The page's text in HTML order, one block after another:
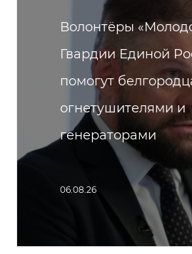
Волонтёры
Гвардии Единой
помогут
огнетушителями и
генераторами
06.08.26